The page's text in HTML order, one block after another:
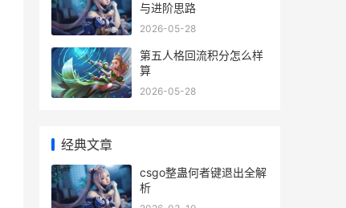
与进阶思路
2026-05-28
第五人格回流积分怎么样
算
2026-05-28
经典文章
csgo整蛊何者键退出全解
析